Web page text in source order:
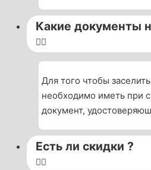
Какие документы
Для того чтобы
необходимо иметь при
документ,
Есть ли скидки ?